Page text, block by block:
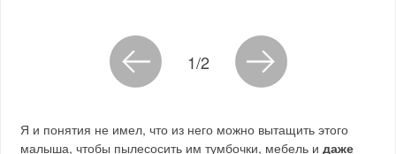
1/2
Я и понятия не имел, что из него можно вытащить этого
малыша, чтобы пылесосить им тумбочки, мебель идаже